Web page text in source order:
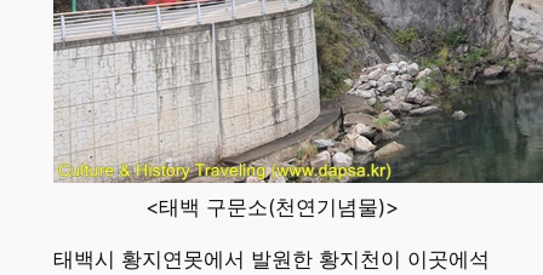
<태백 구문소(천연기념물)>
태백시 황지연못에서 발원한 황지천이 이곳에석